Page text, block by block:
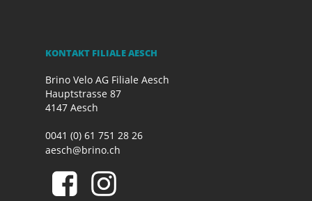
KONTAKT FILIALE AESCH
Brino Velo AG Filiale Aesch
Hauptstrasse 87
4147 Aesch
0041 (0) 61 751 28 26
aesch@brino.ch